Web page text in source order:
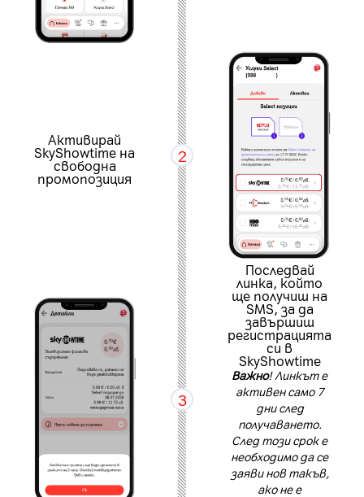
2
Активирай
SkyShowtime на
свободна
промопозиция
Последвай
линка, който
ще получиш на
SMS, за да
завършиш
регистрацията
си в
SkyShowtime
Важно! Линкът е
активен само 7
дни след
получаването.
След този срок е
необходимо да се
заяви нов такъв,
ако не е
3